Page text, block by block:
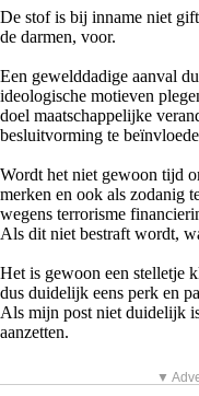
De stof is bij inname niet
de darmen, voor.
Een gewelddadige aanval
ideologische motieven
doel maatschappelijke
besluitvorming te
Wordt het niet gewoon tijd
merken en ook als zodanig
wegens terrorisme
Als dit niet bestraft wordt,
Het is gewoon een stelletje
dus duidelijk eens perk en
Als mijn post niet duidelijk
aanzetten.
▼